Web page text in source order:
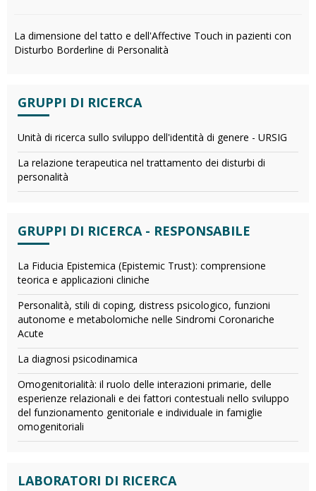
La dimensione del tatto e dell'Affective Touch in pazienti con
Disturbo Borderline di Personalità
GRUPPI DI RICERCA
Unità di ricerca sullo sviluppo dell'identità di genere - URSIG
La relazione terapeutica nel trattamento dei disturbi di
personalità
GRUPPI DI RICERCA - RESPONSABILE
La Fiducia Epistemica (Epistemic Trust): comprensione
teorica e applicazioni cliniche
Personalità, stili di coping, distress psicologico, funzioni
autonome e metabolomiche nelle Sindromi Coronariche
Acute
La diagnosi psicodinamica
Omogenitorialità: il ruolo delle interazioni primarie, delle
esperienze relazionali e dei fattori contestuali nello sviluppo
del funzionamento genitoriale e individuale in famiglie
omogenitoriali
LABORATORI DI RICERCA